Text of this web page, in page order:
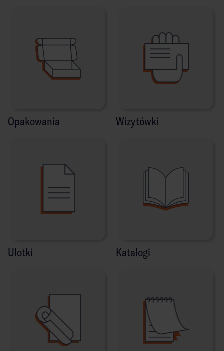
Opakowania Wizytówki
Ulotki Katalogi